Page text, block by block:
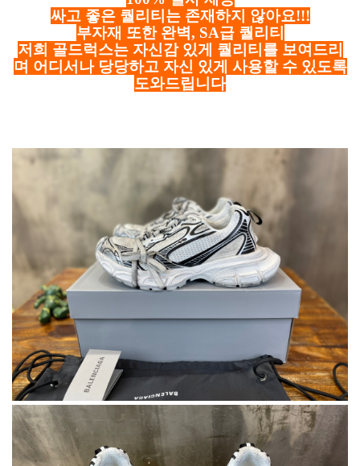
싸고 좋은 퀄리티는 존재하지 않아요!!!
부자재 또한 완벽, SA급 퀄리티
저희 골드럭스는 자신감 있게 퀄리티를 보여드리
며 어디서나 당당하고 자신 있게 사용할 수 있도록
도와드립니다